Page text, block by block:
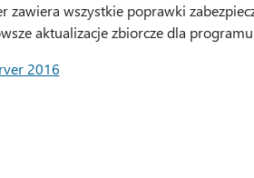
zawiera wszystkie poprawki
aktualizacje zbiorcze dla programu
2016